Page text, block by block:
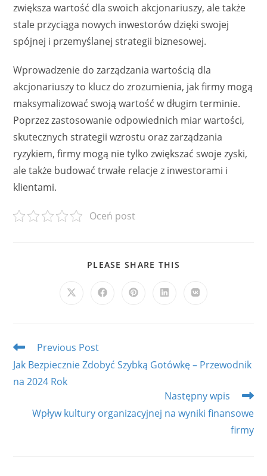
zwiększa wartość dla swoich akcjonariuszy, ale także
stale przyciąga nowych inwestorów dzięki swojej
spójnej i przemyślanej strategii biznesowej.
Wprowadzenie do zarządzania wartością dla
akcjonariuszy to klucz do zrozumienia, jak firmy mogą
maksymalizować swoją wartość w długim terminie.
Poprzez zastosowanie odpowiednich miar wartości,
skutecznych strategii wzrostu oraz zarządzania
ryzykiem, firmy mogą nie tylko zwiększać swoje zyski,
ale także budować trwałe relacje z inwestorami i
klientami.
Oceń post
PLEASE SHARE THIS
Opens
Opens Opens Opens Opens
Read
articles
Previous Post
Jak Bezpiecznie Zdobyć Szybką Gotówkę – Przewodnik
na 2024 Rok
Następny wpis
Wpływ kultury organizacyjnej na wyniki finansowe
firmy